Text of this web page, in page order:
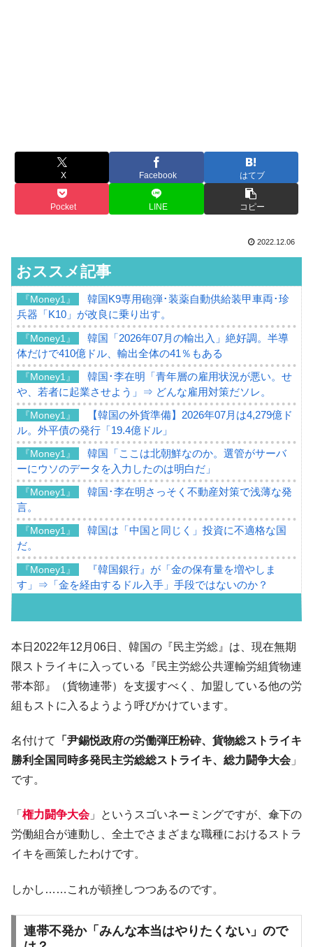
X Facebook はてブ
Pocket LINE コピー
2022.12.06
おススメ記事
『Money1』
韓国K9専用砲弾･装薬自動供給装甲車両･珍
兵器「K10」が改良に乗り出す。
『Money1』
韓国「2026年07月の輸出入」絶好調。半導
体だけで410億ドル、輸出全体の41％もある
『Money1』
韓国･李在明「青年層の雇用状況が悪い。せ
や、若者に起業させよう」⇒ どんな雇用対策だソレ。
『Money1』
【韓国の外貨準備】2026年07月は4,279億ド
ル。外平債の発行「19.4億ドル」
『Money1』
韓国「ここは北朝鮮なのか。選管がサーバ
ーにウソのデータを入力したのは明白だ」
『Money1』
韓国･李在明さっそく不動産対策で浅薄な発
言。
『Money1』
韓国は「中国と同じく」投資に不適格な国
だ。
『Money1』
『韓国銀行』が「金の保有量を増やしま
す」⇒「金を経由するドル入手」手段ではないのか？
ル」まで拡大 ⇒ 海外資金の動きに強く左右される状態
『Money1』
韓国･帰ってきた李在明。李在明を支持しな
い「50.5％」に上昇
『Money1』
韓国大統領府ボンクラ政策室長が告発され
た ⇒ 国家が行った恐るべき株価操作であり、空前の国政壟
断
『Money1』
韓国･警察職員が「丸刈りになって抗議活
動」
『Money1』
『Money1』
韓国製造業「半導体絶好調」のウラで他業
種は全般的「不調」⇒ PSIが示す現況は決して良くない。
『Money1』
【米韓激突案件】韓国消費者院が『クーパ
『Money1』 韓国で猛暑。南東部では干ばつ
『Money1』
韓国型イージス搭載の次世代駆逐艦
「KDDX」1番艦、2032年竣工と公示
本日2022年12月06日、韓国の『民主労総』は、現在無期
限ストライキに入っている『民主労総公共運輸労組貨物連
帯本部』（貨物連帯）を支援すべく、加盟している他の労
組もストに入るようよう呼びかけています。
名付けて
「尹錫悦政府の労働弾圧粉砕、貨物総ストライキ
勝利全国同時多発民主労総総ストライキ、総力闘争大会 」
です。
「 権力闘争大会」というスゴいネーミングですが、傘下の
労働組合が連動し、全土でさまざまな職種におけるストラ
イキを画策したわけです。
しかし……これが頓挫しつつあるのです。
連帯不発か「みんな本当はやりたくない」ので